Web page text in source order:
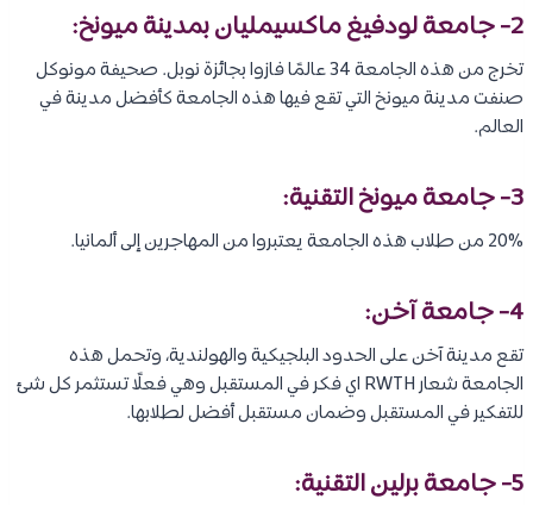
2- جامعة لودفيغ ماكسيمليان بمدينة ميونخ:
تخرج من هذه الجامعة 34 عالمًا فازوا بجائزة نوبل. صحيفة مونوكل
صنفت مدينة ميونخ التي تقع فيها هذه الجامعة كأفضل مدينة في
العالم.
3- جامعة ميونخ التقنية:
20% من طلاب هذه الجامعة يعتبروا من المهاجرين إلى ألمانيا.
4- جامعة آخن:
تقع مدينة آخن على الحدود البلجيكية والهولندية، وتحمل هذه
الجامعة شعار RWTH اي فكر في المستقبل وهي فعلًا تستثمر كل شئ
للتفكير في المستقبل وضمان مستقبل أفضل لطلابها.
5- جامعة برلين التقنية: